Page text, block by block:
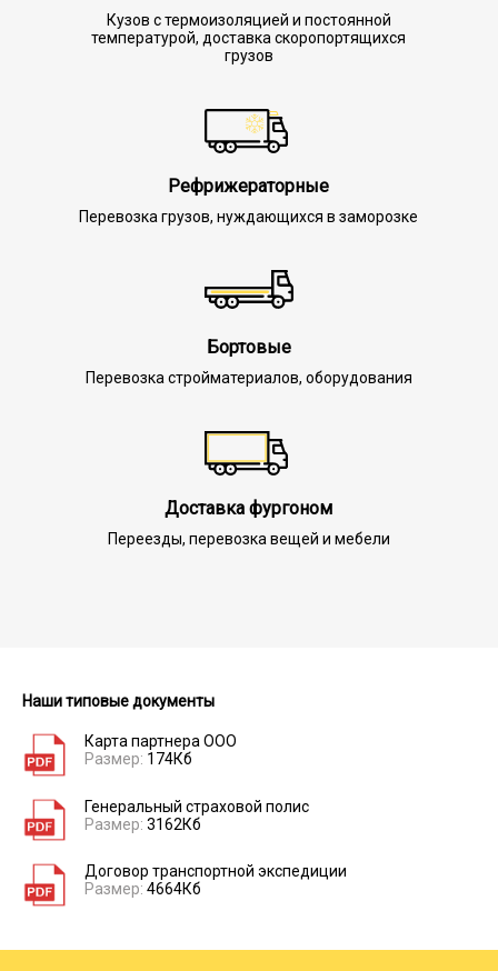
Кузов с термоизоляцией и постоянной
температурой, доставка скоропортящихся
грузов
Рефрижераторные
Перевозка грузов, нуждающихся в заморозке
Бортовые
Перевозка стройматериалов, оборудования
Доставка фургоном
Переезды, перевозка вещей и мебели
Наши типовые документы
Карта партнера ООО
Размер: 174Кб
Генеральный страховой полис
Размер: 3162Кб
Договор транспортной экспедиции
Размер: 4664Кб